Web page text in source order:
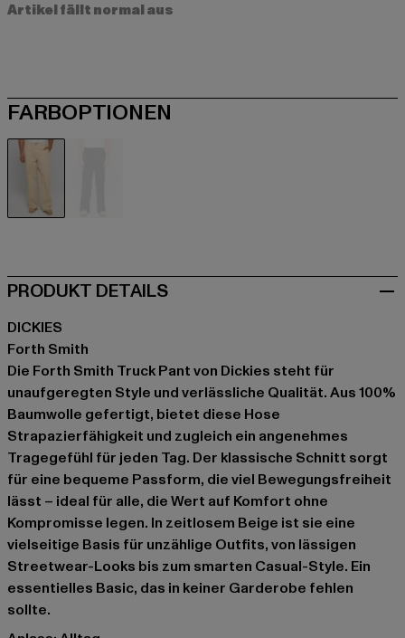
Artikel fällt normal aus
FARBOPTIONEN
PRODUKT DETAILS
DICKIES
Forth Smith
Die Forth Smith Truck Pant von Dickies steht für
unaufgeregten Style und verlässliche Qualität. Aus 100%
Baumwolle gefertigt, bietet diese Hose
Strapazierfähigkeit und zugleich ein angenehmes
Tragegefühl für jeden Tag. Der klassische Schnitt sorgt
für eine bequeme Passform, die viel Bewegungsfreiheit
lässt – ideal für alle, die Wert auf Komfort ohne
Kompromisse legen. In zeitlosem Beige ist sie eine
vielseitige Basis für unzählige Outfits, von lässigen
Streetwear-Looks bis zum smarten Casual-Style. Ein
essentielles Basic, das in keiner Garderobe fehlen
sollte.